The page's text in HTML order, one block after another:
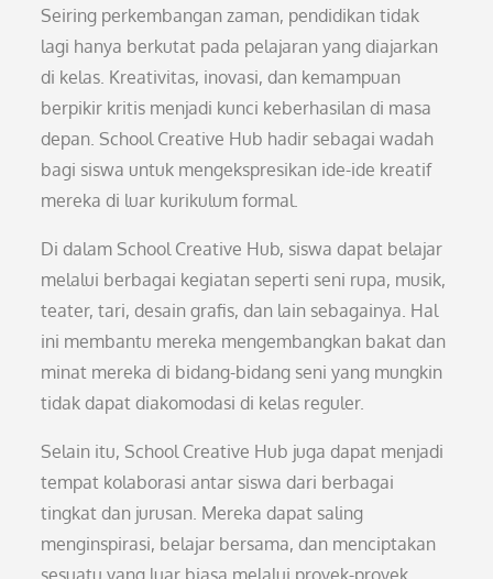
Seiring perkembangan zaman, pendidikan tidak
lagi hanya berkutat pada pelajaran yang diajarkan
di kelas. Kreativitas, inovasi, dan kemampuan
berpikir kritis menjadi kunci keberhasilan di masa
depan. School Creative Hub hadir sebagai wadah
bagi siswa untuk mengekspresikan ide-ide kreatif
mereka di luar kurikulum formal.
Di dalam School Creative Hub, siswa dapat belajar
melalui berbagai kegiatan seperti seni rupa, musik,
teater, tari, desain grafis, dan lain sebagainya. Hal
ini membantu mereka mengembangkan bakat dan
minat mereka di bidang-bidang seni yang mungkin
tidak dapat diakomodasi di kelas reguler.
Selain itu, School Creative Hub juga dapat menjadi
tempat kolaborasi antar siswa dari berbagai
tingkat dan jurusan. Mereka dapat saling
menginspirasi, belajar bersama, dan menciptakan
sesuatu yang luar biasa melalui proyek-proyek